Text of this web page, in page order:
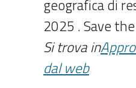
geografica di
2025 . Save
Si trova in
dal web